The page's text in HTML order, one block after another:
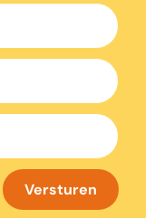
Versturen